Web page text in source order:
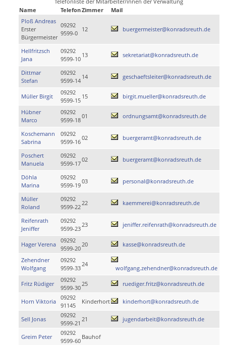
Name
TelefonZimmer
Mail
Ploß Andreas
Erster
Bürgermeister
09292
9599-0
12 buergermeister@konradsreuth.de
Hellfritzsch
Jana
09292
9599-10
13 sekretariat@konradsreuth.de
Dittmar
Stefan
09292
9599-14
14 geschaeftsleiter@konradsreuth.de
Müller Birgit
09292
9599-15
15 birgit.mueller@konradsreuth.de
Hübner
Marco
09292
9599-18
01 ordnungsamt@konradsreuth.de
Koschemann
Sabrina
09292
9599-16
02 buergeramt@konradsreuth.de
Poschert
Manuela
09292
9599-17
02 buergeramt@konradsreuth.de
Döhla
Marina
09292
9599-19
03 personal@konradsreuth.de
Müller
Roland
09292
9599-22
22 kaemmerei@konradsreuth.de
Reifenrath
Jeniffer
09292
9599-23
23 jeniffer.reifenrath@konradsreuth.de
Hager Verena
09292
9599-20
20 kasse@konradsreuth.de
Zehendner
Wolfgang
09292
9599-33
24
wolfgang.zehendner@konradsreuth.de
Fritz Rüdiger
09292
9599-30
25 ruediger.fritz@konradsreuth.de
Horn Viktoria
09292
91145
Kinderhort kinderhort@konradsreuth.de
Sell Jonas
09292
9599-21
21 jugendarbeit@konradsreuth.de
Greim Peter
09292
9599-60
Bauhof